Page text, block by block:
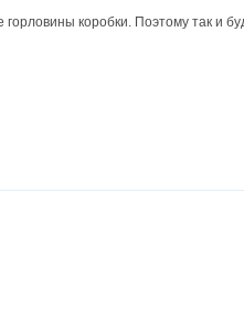
коробки. Поэтому так и